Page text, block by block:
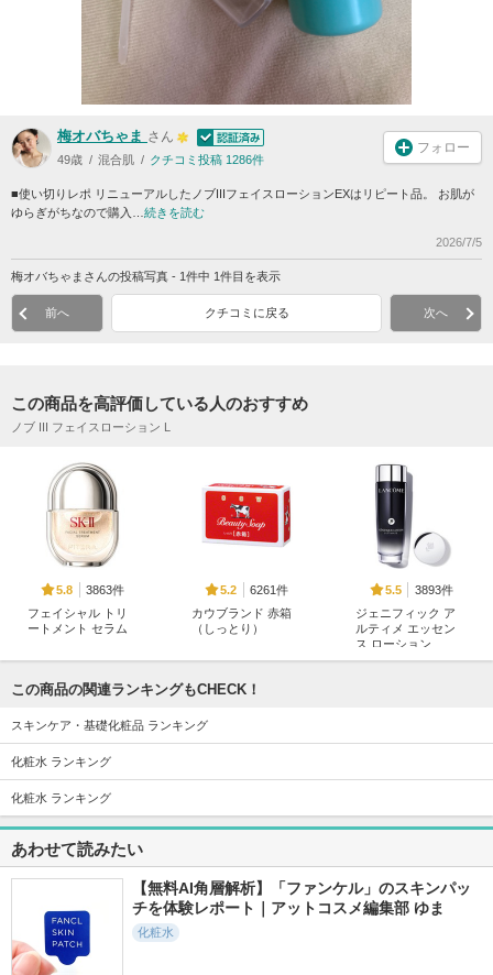
梅オバちゃま さん
49歳 混合肌 クチコミ投稿 1286件
フォロー
■使い切りレポ リニューアルしたノブIIIフェイスローションEXはリピート品。 お肌が
ゆらぎがちなので購入… 続きを読む
2026/7/5
梅オバちゃまさんの投稿写真 - 1件中 1件目を表示
前へ クチコミに戻る 次へ
この商品を高評価している人のおすすめ
ノブ III フェイスローション L
5.8
3863件
フェイシャル トリ
ートメント セラム
5.2
6261件
カウブランド 赤箱
（しっとり）
5.5
3893件
ジェニフィック ア
ルティメ エッセン
ス ローション
4.8
39件
エラスチン
TUNEMAKERS（チュ
モイストリップ
プロバイオダーム(T
BIOHEAL BOH
この商品の関連ランキングもCHECK！
スキンケア・基礎化粧品 ランキング
化粧水 ランキング
化粧水 ランキング
あわせて読みたい
【無料AI角層解析】「ファンケル」のスキンパッ
チを体験レポート｜アットコスメ編集部 ゆま
化粧水